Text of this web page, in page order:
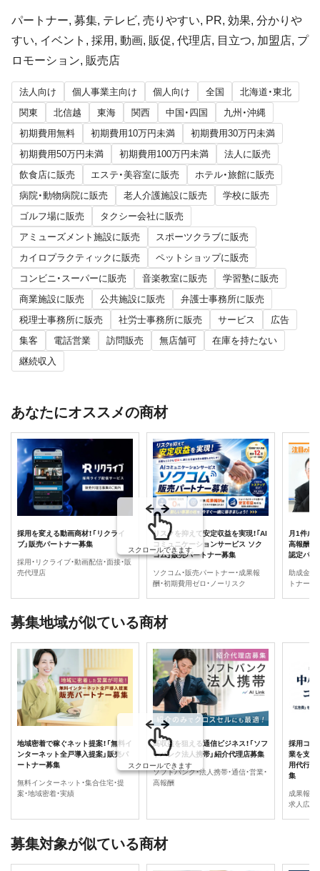
パートナー, 募集, テレビ, 売りやすい, PR, 効果, 分かりや
すい, イベント, 採用, 動画, 販促, 代理店, 目立つ, 加盟店, プ
ロモーション, 販売店
法人向け 個人事業主向け 個人向け 全国
北海道・東北
関東
北信越 東海 関西 中国・四国
九州・沖縄
初期費用無料
初期費用10万円未満
初期費用30万円未満
初期費用50万円未満
初期費用100万円未満
法人に販売
飲食店に販売
エステ・美容室に販売
ホテル・旅館に販売
病院・動物病院に販売
老人介護施設に販売
学校に販売
ゴルフ場に販売
タクシー会社に販売
アミューズメント施設に販売
スポーツクラブに販売
カイロプラクティックに販売
ペットショップに販売
コンビニ・スーパーに販売
音楽教室に販売
学習塾に販売
商業施設に販売
公共施設に販売
弁護士事務所に販売
税理士事務所に販売
社労士事務所に販売 サービス
広告
集客
電話営業 訪問販売 無店舗可
在庫を持たない
継続収入
あなたにオススメの商材
採用を変える動画商材！「リクライ
ブ」販売パートナー募集
採用・リクライブ・動画配信・面接・販
売代理店
リスクを抑えて安定収益を実現！｢AI
コミュニケーションサービス ソク
コム」販売パートナー募集
ソクコム・販売パートナー・成果報
酬・初期費用ゼロ・ノーリスク
月1件成
高報酬シ
認定パー
助成金・
トナー
スクロールできます
募集地域が似ている商材
地域密着で稼ぐネット提案！「無料イ
ンターネット全戸導入提案」販売パ
ートナー募集
無料インターネット・集合住宅・提
案・地域密着・実績
高収益を狙える通信ビジネス！「ソフ
トバンク法人携帯」紹介代理店募集
ソフトバンク・法人携帯・通信・営業・
高報酬
採用コス
業を支え
用代行サ
集
成果報酬
求人広告
スクロールできます
募集対象が似ている商材